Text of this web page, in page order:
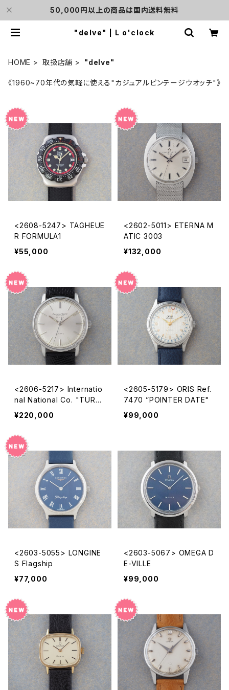
50,000円以上の商品は国内送料無料
"delve" | L o'clock
HOME 取扱店舗 "delve"
《1960~70年代の気軽に使える"カジュアルビンテージウオッチ"》
<2608-5247> TAGHEUE
R FORMULA1
¥55,000
<2602-5011> ETERNA M
ATIC 3003
¥132,000
<2606-5217> Internatio
nal National Co. "TURLE
R"
¥220,000
<2605-5179> ORIS Ref.
7470 ”POINTER DATE"
¥99,000
<2603-5055> LONGINE
S Flagship
¥77,000
<2603-5067> OMEGA D
E-VILLE
¥99,000